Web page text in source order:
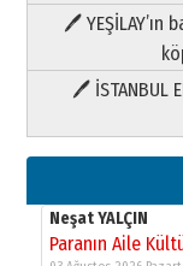
🖊 YEŞİLAY’ın
🖊 İSTANBUL
09
yazar
11
Neşat YALÇIN
Paranın Aile